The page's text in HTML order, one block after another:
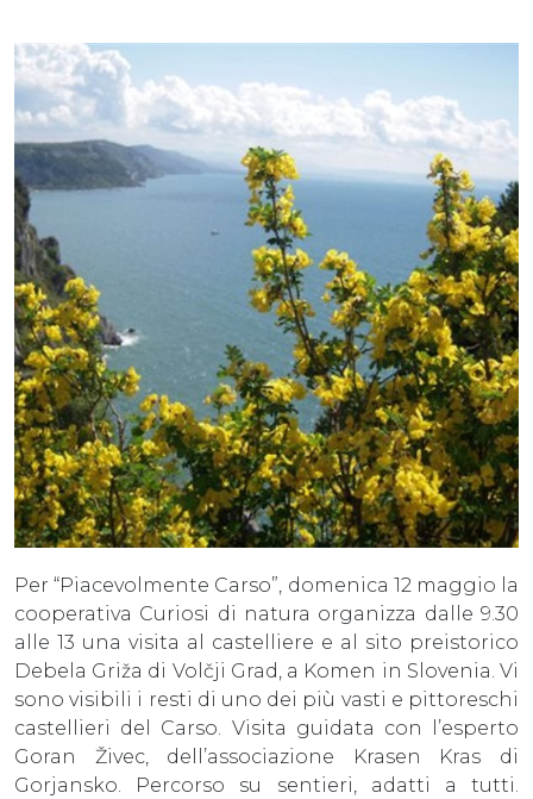
Per “Piacevolmente Carso”, domenica 12 maggio la
cooperativa Curiosi di natura organizza dalle 9.30
alle 13 una visita al castelliere e al sito preistorico
Debela Griža di Volčji Grad, a Komen in Slovenia. Vi
sono visibili i resti di uno dei più vasti e pittoreschi
castellieri del Carso. Visita guidata con l’esperto
Goran Živec, dell’associazione Krasen Kras di
Gorjansko. Percorso su sentieri, adatti a tutti.